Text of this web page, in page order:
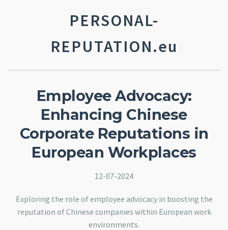
PERSONAL-
REPUTATION.eu
Employee Advocacy:
Enhancing Chinese
Corporate Reputations in
European Workplaces
12-07-2024
Exploring the role of employee advocacy in boosting the
reputation of Chinese companies within European work
environments.